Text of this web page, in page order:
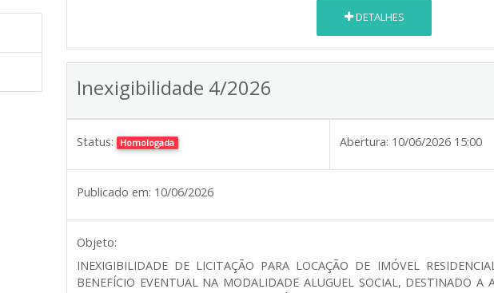
DETALHES
Inexigibilidade 4/2026
Status: Homologada Abertura: 10/06/2026 15:00
Publicado em: 10/06/2026
Objeto:
INEXIGIBILIDADE DE LICITAÇÃO PARA LOCAÇÃO DE IMÓVEL
BENEFÍCIO EVENTUAL NA MODALIDADE ALUGUEL SOCIAL, DESTINADO A